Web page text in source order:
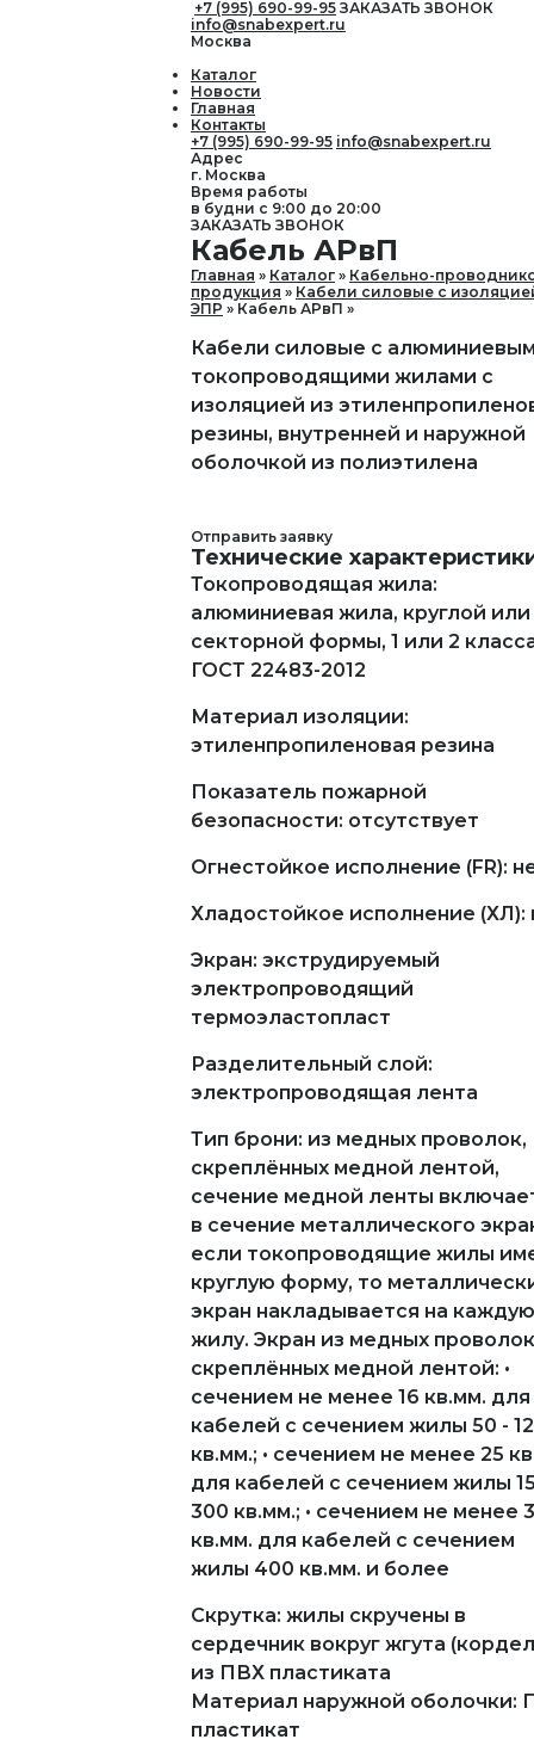
+7 (995) 690-99-95 ЗАКАЗАТЬ ЗВОНОК
info@snabexpert.ru
Москва
Каталог
Новости
Главная
Контакты
+7 (995) 690-99-95 info@snabexpert.ru
Адрес
г. Москва
Время работы
в будни с 9:00 до 20:00
ЗАКАЗАТЬ ЗВОНОК
Кабель АРвП
Главная Каталог
Кабельно-
продукция
Кабели силовые с
ЭПР
Кабель АРвП
Кабели силовые с
токопроводящими жилами с
изоляцией из
резины, внутренней и наружной
оболочкой из полиэтилена
Отправить заявку
Технические
Токопроводящая жила:
алюминиевая жила, круглой или
секторной формы, 1 или 2
ГОСТ 22483-2012
Материал изоляции:
этиленпропиленовая резина
Показатель пожарной
безопасности: отсутствует
Огнестойкое исполнение (FR):
Хладостойкое исполнение (ХЛ):
Экран: экструдируемый
электропроводящий
термоэластопласт
Разделительный слой:
электропроводящая лента
Тип брони: из медных проволок,
скреплённых медной лентой,
сечение медной ленты
в сечение металлического
если токопроводящие жилы
круглую форму, то
экран накладывается на каждую
жилу. Экран из медных
скреплённых медной лентой: •
сечением не менее 16 кв.мм. для
кабелей с сечением жилы 50 -
кв.мм.; • сечением не менее 25
для кабелей с сечением жилы
300 кв.мм.; • сечением не менее
кв.мм. для кабелей с сечением
жилы 400 кв.мм. и более
Скрутка: жилы скручены в
сердечник вокруг жгута
из ПВХ пластиката
Материал наружной оболочки:
пластикат